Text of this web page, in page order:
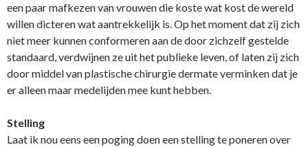
een paar mafkezen van vrouwen die koste wat kost de wereld
willen dicteren wat aantrekkelijk is. Op het moment dat zij zich
niet meer kunnen conformeren aan de door zichzelf gestelde
standaard, verdwijnen ze uit het publieke leven, of laten zij zich
door middel van plastische chirurgie dermate verminken dat je
er alleen maar medelijden mee kunt hebben.
Stelling
Laat ik nou eens een poging doen een stelling te poneren over